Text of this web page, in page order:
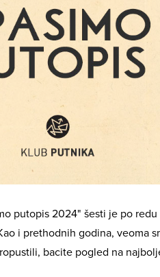
putopis 2024" šesti je po
i prethodnih godina, veoma
bacite pogled na